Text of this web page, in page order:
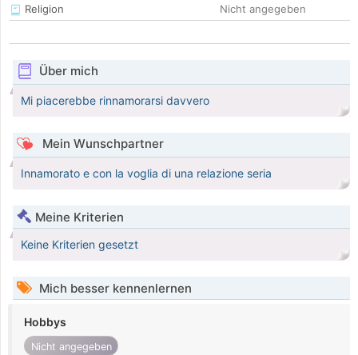
Religion
Nicht angegeben
Über mich
Mi piacerebbe rinnamorarsi davvero
Mein Wunschpartner
Innamorato e con la voglia di una relazione seria
Meine Kriterien
Keine Kriterien gesetzt
Mich besser kennenlernen
Hobbys
Nicht angegeben